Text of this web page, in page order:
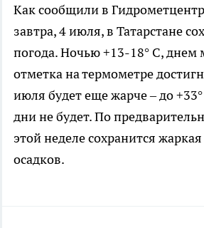
Как сообщили в
завтра, 4 июля, в Татарстане
погода. Ночью +13-18° С, днем
отметка на термометре
июля будет еще жарче – до
дни не будет. По
этой неделе сохранится
осадков.